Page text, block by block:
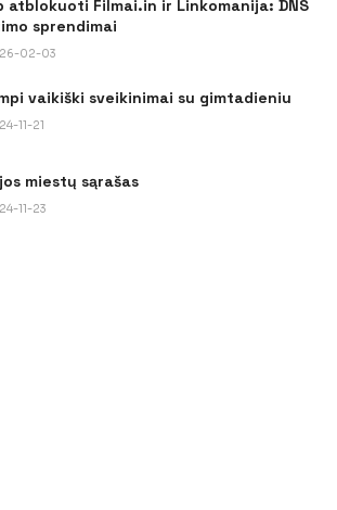
atblokuoti Filmai.in ir Linkomanija: DNS
sprendimai
02-03
vaikiški sveikinimai su gimtadieniu
11-21
miestų sąrašas
11-23